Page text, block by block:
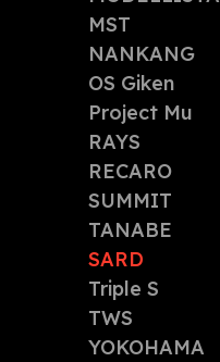
MST
NANKANG
OS Giken
Project Mu
RAYS
RECARO
SUMMIT
TANABE
SARD
Triple S
TWS
YOKOHAMA